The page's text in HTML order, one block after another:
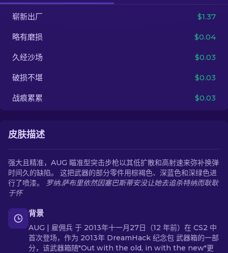
其他
崭新出厂 $1.37
略有磨损 $0.04
久经沙场 $0.03
破损不堪 $0.03
战痕累累 $0.03
皮肤描述
强大且精准，AUG 瞄准型突击步枪以其低扩散和高射速来弥补换弹
时间久的缺陷。 这把武器的部分零件用棕褐色、深蓝色和深绿色进
行了喷漆。
罗纳.萨布里依然因塞巴斯蒂安没让她去追杀特纳而耿耿
于怀
背景
AUG | 雇佣兵 于 2013年十一月27日（12 年前）在 CS2 中
首次登场，作为 2013年 DreamHack 纪念包 武器箱的一部
分，该武器箱随"Out with the old, in with the new"更